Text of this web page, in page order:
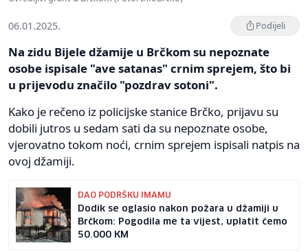
06.01.2025. Podijeli
Na zidu Bijele džamije u Brčkom su nepoznate
osobe ispisale "ave satanas" crnim sprejem, što bi
u prijevodu značilo "pozdrav sotoni".
Kako je rečeno iz policijske stanice Brčko, prijavu su
dobili jutros u sedam sati da su nepoznate osobe,
vjerovatno tokom noći, crnim sprejem ispisali natpis na
ovoj džamiji.
DAO PODRŠKU IMAMU
Dodik se oglasio nakon požara u džamiji u
Brčkom: Pogodila me ta vijest, uplatit ćemo
50.000 KM